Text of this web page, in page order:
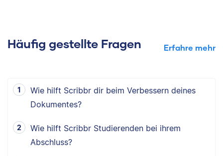
Häufig gestellte Fragen Erfahre mehr
Wie hilft Scribbr dir beim Verbessern deines
Dokumentes?
Wie hilft Scribbr Studierenden bei ihrem
Abschluss?